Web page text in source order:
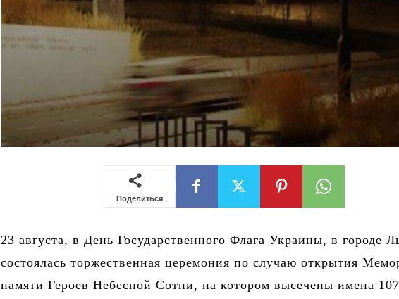
Поделиться
23 августа, в День Государственного Флага Украины, в городе
состоялась торжественная церемония по случаю открытия
памяти Героев Небесной Сотни, на котором высечены имена 107